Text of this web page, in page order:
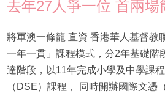
去年27人爭一位 首兩場
將軍澳一條龍 直資 香港華人基督教
一年一貫」課程模式，分2年基礎階
達階段，以11年完成小學及中學課
（DSE）課程， 同時開辦國際文憑